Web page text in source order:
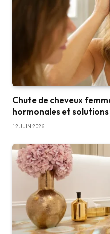
Chute de cheveux
hormonales et
12 JUIN 2026